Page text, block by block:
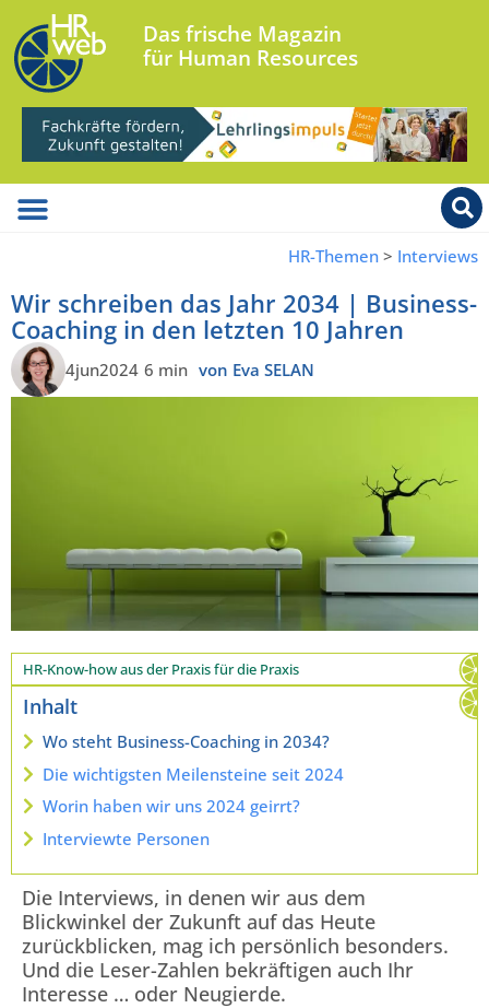
Das frische Magazin
für Human Resources
HR-Themen > Interviews
Wir schreiben das Jahr 2034 | Business-
Coaching in den letzten 10 Jahren
4jun2024 6 min von Eva SELAN
HR-Know-how aus der Praxis für die Praxis
Inhalt
Wo steht Business-Coaching in 2034?
Die wichtigsten Meilensteine seit 2024
Worin haben wir uns 2024 geirrt?
Interviewte Personen
Die Interviews, in denen wir aus dem
Blickwinkel der Zukunft auf das Heute
zurückblicken, mag ich persönlich besonders.
Und die Leser-Zahlen bekräftigen auch Ihr
Interesse … oder Neugierde.